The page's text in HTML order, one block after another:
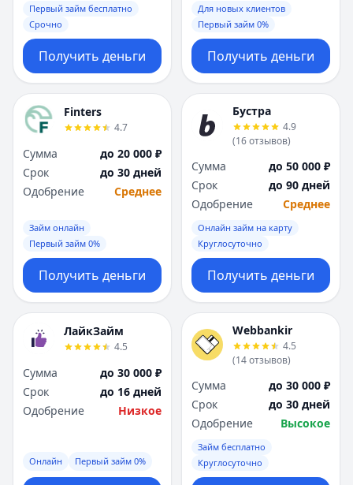
Первый займ бесплатно
Срочно
Получить деньги
Для новых клиентов
Первый займ 0%
Получить деньги
Finters
4.7
Сумма
до 20 000 ₽
Срок
до 30 дней
Одобрение
Среднее
Займ онлайн
Первый займ 0%
Получить деньги
Бустра
4.9
(16отзывов)
Сумма
до 50 000 ₽
Срок
до 90 дней
Одобрение
Среднее
Онлайн займ на карту
Круглосуточно
Получить деньги
ЛайкЗайм
4.5
Сумма
до 30 000 ₽
Срок
до 16 дней
Одобрение
Низкое
Онлайн Первый займ 0%
Webbankir
4.5
(14отзывов)
Сумма
до 30 000 ₽
Срок
до 30 дней
Одобрение
Высокое
Займ бесплатно
Круглосуточно